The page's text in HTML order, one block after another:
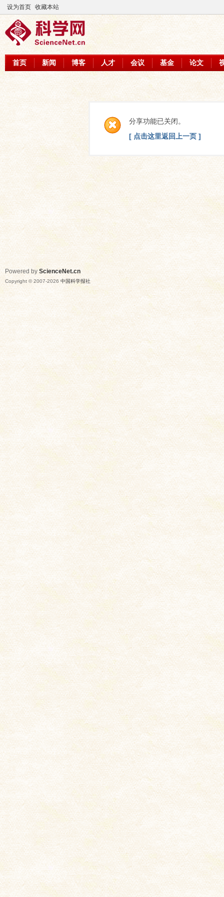
设为首页 收藏本站
首页 新闻 博客 人才 会议 基金 论文
分享功能已关闭。
[ 点击这里返回上一页 ]
Powered by ScienceNet.cn
Copyright © 2007-2026 中国科学报社